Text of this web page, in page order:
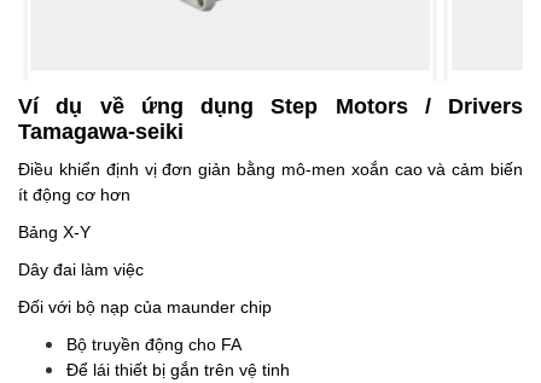
Ví dụ về ứng dụng Step Motors / Drivers
Tamagawa-seiki
Điều khiển định vị đơn giản bằng mô-men xoắn cao và cảm biến
ít động cơ hơn
Bảng X-Y
Dây đai làm việc
Đối với bộ nạp của maunder chip
Bộ truyền động cho FA
Để lái thiết bị gắn trên vệ tinh